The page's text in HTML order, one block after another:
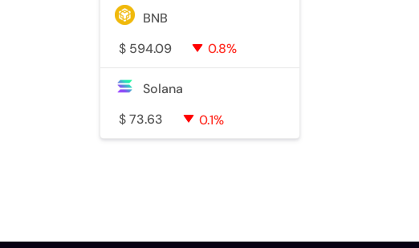
BNB
$ 594.09 0.8%
Solana
$ 73.63 0.1%